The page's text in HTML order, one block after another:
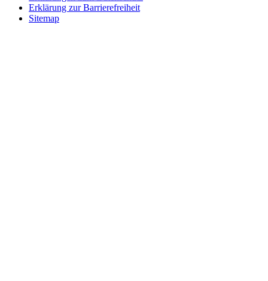
Erklärung zur Barrierefreiheit
Sitemap